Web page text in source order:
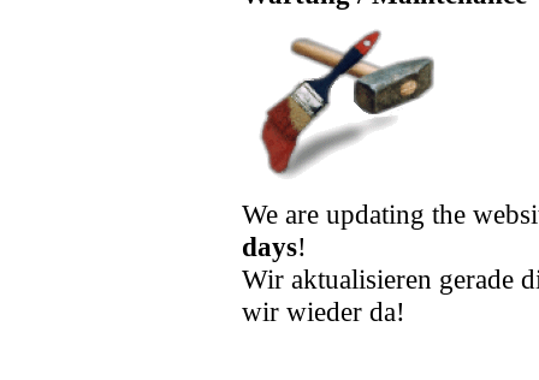
We are updating the
days!
Wir aktualisieren gerade
wir wieder da!